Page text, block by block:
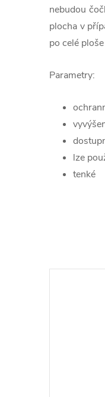
nebudou
plocha v
po celé
Parametry:
lze
tenké